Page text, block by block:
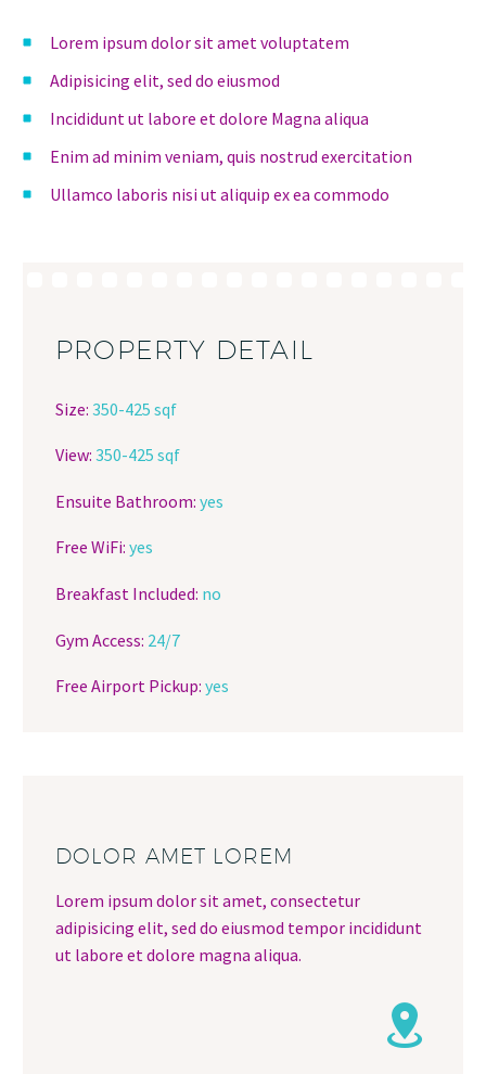
Lorem ipsum dolor sit amet voluptatem
Adipisicing elit, sed do eiusmod
Incididunt ut labore et dolore Magna aliqua
Enim ad minim veniam, quis nostrud exercitation
Ullamco laboris nisi ut aliquip ex ea commodo
PROPERTY DETAIL
Size: 350-425 sqf
View: 350-425 sqf
Ensuite Bathroom: yes
Free WiFi: yes
Breakfast Included: no
Gym Access: 24/7
Free Airport Pickup: yes
DOLOR AMET LOREM
Lorem ipsum dolor sit amet, consectetur
adipisicing elit, sed do eiusmod tempor incididunt
ut labore et dolore magna aliqua.